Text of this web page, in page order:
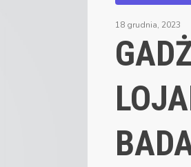
18 grudnia, 2023